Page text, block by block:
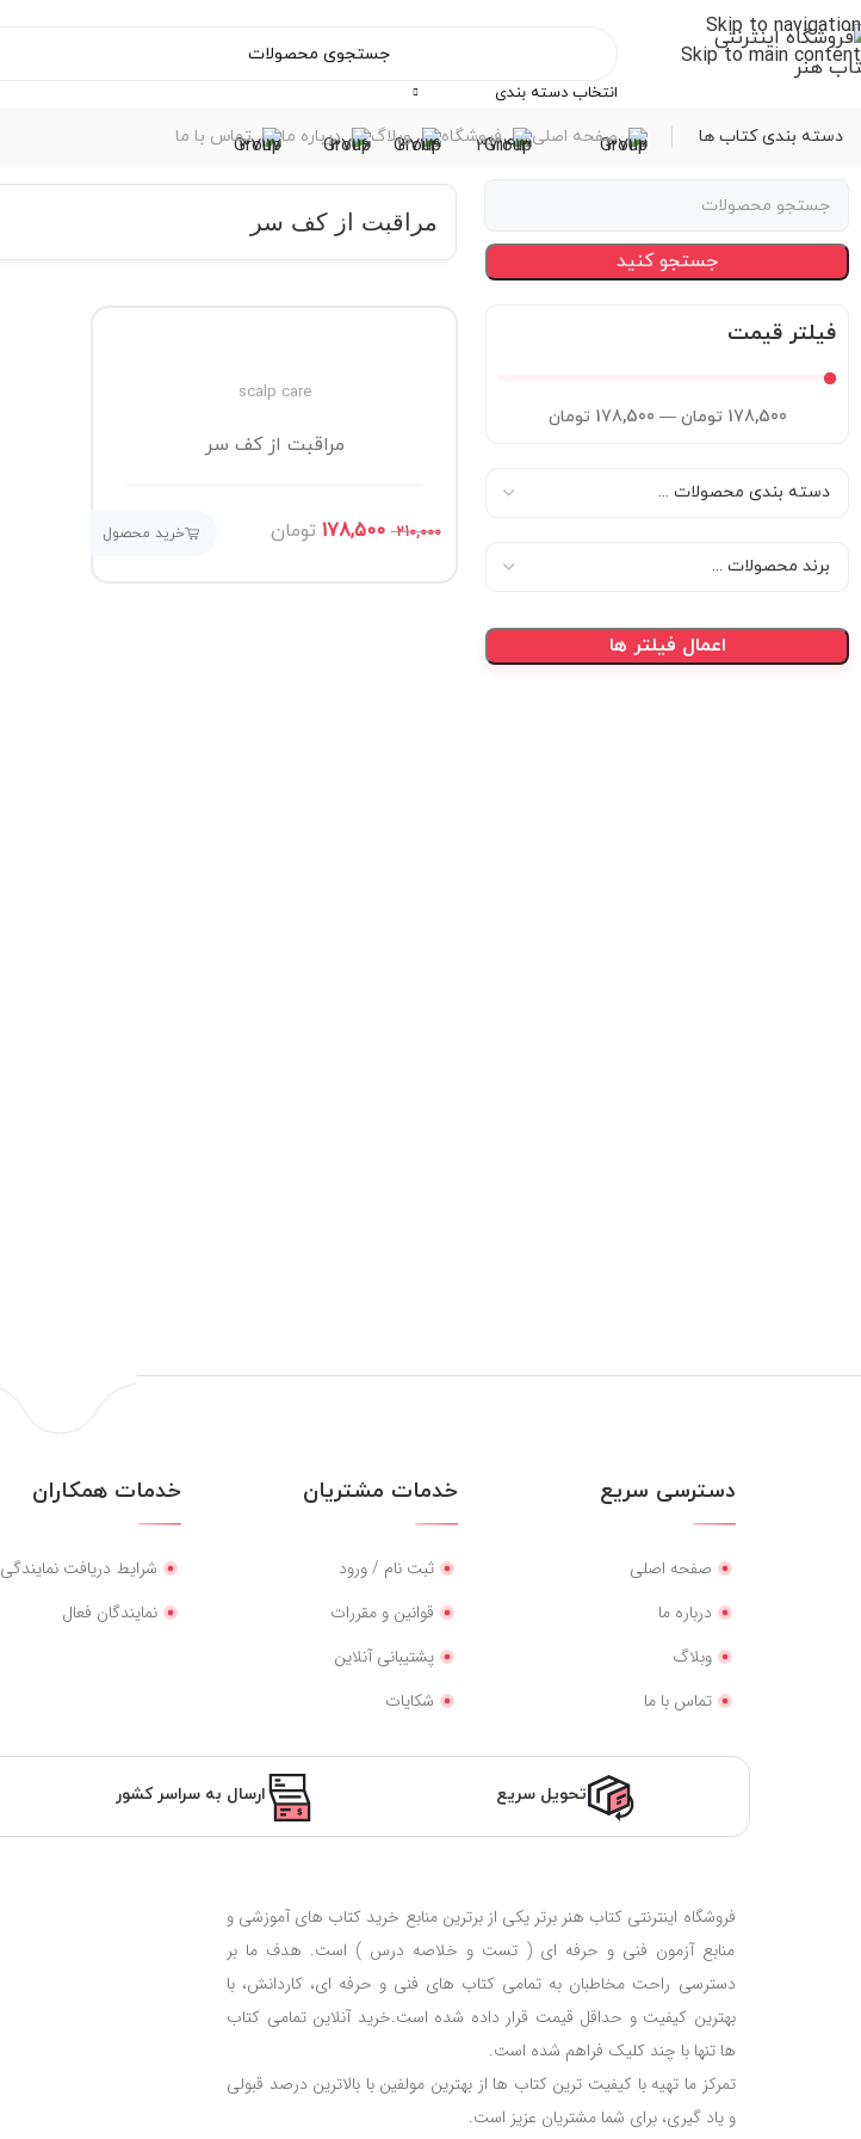
Skip to navigation
Skip to main content
انتخاب دسته بندی
دسته بندی کتاب ها صفحه اصلی فروشگاه وبلاگ درباره ما تماس با ما
جستجو کنید
فیلتر قیمت
178,500 تومان —
178,500 تومان
اعمال فیلتر ها
مراقبت از کف سر
scalp care
مراقبت از کف سر
210,000
178,500 تومان خرید محصول
دسترسی سریع
صفحه اصلی
درباره ما
وبلاگ
تماس با ما
خدمات مشتریان
ثبت نام / ورود
قوانین و مقررات
پشتیبانی آنلاین
شکایات
خدمات همکاران
شرایط دریافت نمایندگی
نمایندگان فعال
تحویل سریع ارسال به سراسر کشور
فروشگاه اینترنتی کتاب هنر برتر یکی از برترین منابع خرید کتاب های آموزشی و
منابع آزمون فنی و حرفه ای ( تست و خلاصه درس ) است. هدف ما بر
دسترسی راحت مخاطبان به تمامی کتاب های فنی و حرفه ای، کاردانش، با
بهترین کیفیت و حداقل قیمت قرار داده شده است.خرید آنلاین تمامی کتاب
ها تنها با چند کلیک فراهم شده است.
تمرکز ما تهیه با کیفیت ترین کتاب ها از بهترین مولفین با بالاترین درصد قبولی
و یاد گیری، برای شما مشتریان عزیز است.